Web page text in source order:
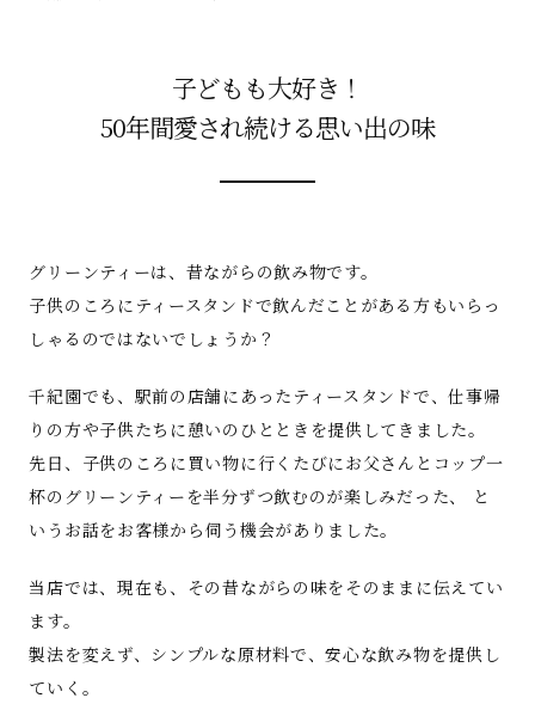
子どもも大好き！
50年間愛され続ける思い出の味
グリーンティーは、昔ながらの飲み物です。
子供のころにティースタンドで飲んだことがある方もいらっ
しゃるのではないでしょうか？
千紀園でも、駅前の店舗にあったティースタンドで、仕事帰
りの方や子供たちに憩いのひとときを提供してきました。
先日、子供のころに買い物に行くたびにお父さんとコップ一
杯のグリーンティーを半分ずつ飲むのが楽しみだった、 と
いうお話をお客様から伺う機会がありました。
当店では、現在も、その昔ながらの味をそのままに伝えてい
ます。
製法を変えず、シンプルな原材料で、安心な飲み物を提供し
ていく。